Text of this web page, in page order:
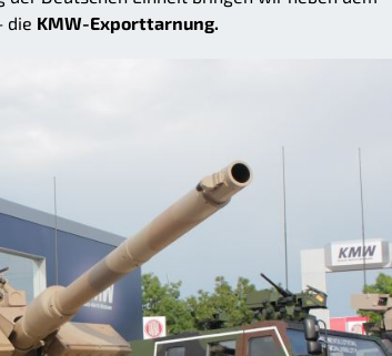
die KMW-Exporttarnung.